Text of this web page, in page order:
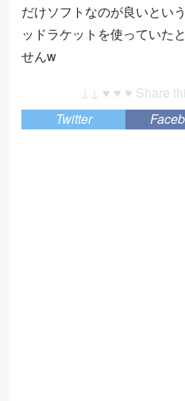
だけソフトなのが良いとい
ッドラケットを使っていた
せんw
↓↓ ♥ ♥ ♥ Share
Twitter